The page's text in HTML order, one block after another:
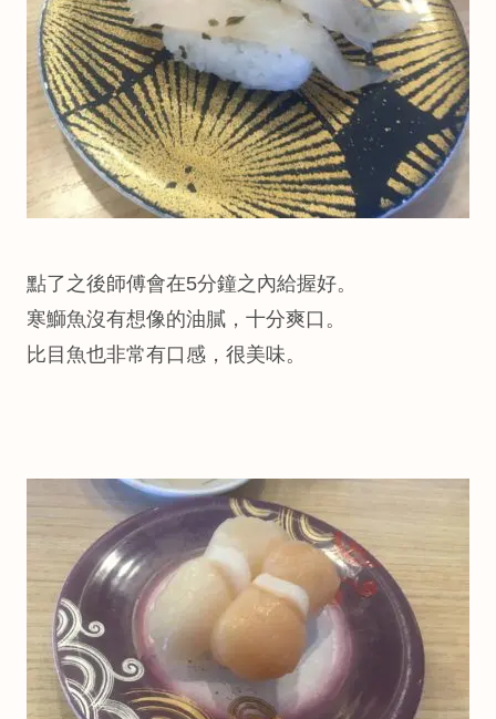
點了之後師傅會在5分鐘之內給握好。
寒鰤魚沒有想像的油膩，十分爽口。
比目魚也非常有口感，很美味。